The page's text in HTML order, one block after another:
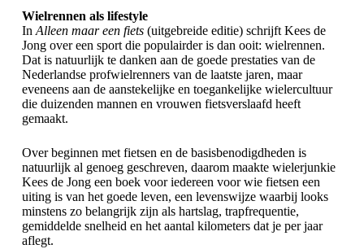
Wielrennen als lifestyle
InAlleen maar een fiets(uitgebreide editie) schrijft Kees de
Jong over een sport die populairder is dan ooit: wielrennen.
Dat is natuurlijk te danken aan de goede prestaties van de
Nederlandse profwielrenners van de laatste jaren, maar
eveneens aan de aanstekelijke en toegankelijke wielercultuur
die duizenden mannen en vrouwen fietsverslaafd heeft
gemaakt.
Over beginnen met fietsen en de basisbenodigdheden is
natuurlijk al genoeg geschreven, daarom maakte wielerjunkie
Kees de Jong een boek voor iedereen voor wie fietsen een
uiting is van het goede leven, een levenswijze waarbij looks
minstens zo belangrijk zijn als hartslag, trapfrequentie,
gemiddelde snelheid en het aantal kilometers dat je per jaar
aflegt.